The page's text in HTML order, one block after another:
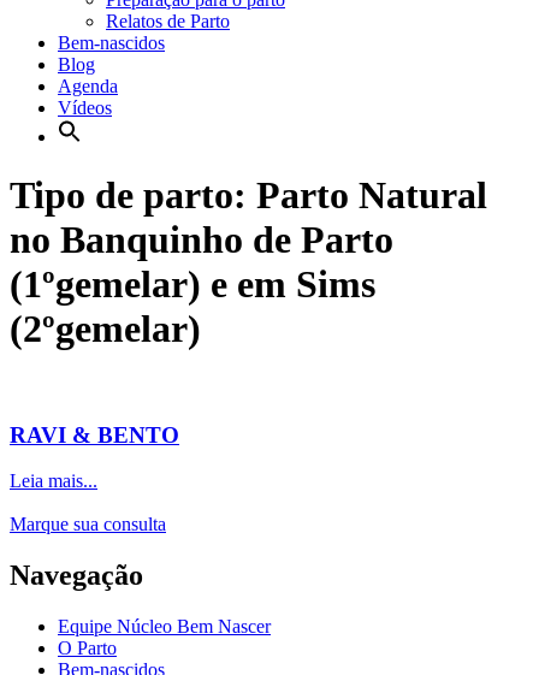
Relatos de Parto
Bem-nascidos
Blog
Agenda
Vídeos
Tipo de parto: Parto Natural
no Banquinho de Parto
(1ºgemelar) e em Sims
(2ºgemelar)
RAVI & BENTO
Leia mais...
Marque sua consulta
Navegação
Equipe Núcleo Bem Nascer
O Parto
Bem-nascidos